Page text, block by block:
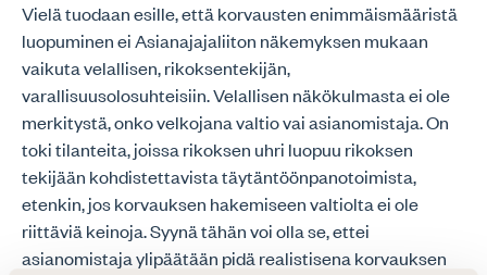
Vielä tuodaan esille, että korvausten enimmäismääristä
luopuminen ei Asianajajaliiton näkemyksen mukaan
vaikuta velallisen, rikoksentekijän,
varallisuusolosuhteisiin. Velallisen näkökulmasta ei ole
merkitystä, onko velkojana valtio vai asianomistaja. On
toki tilanteita, joissa rikoksen uhri luopuu rikoksen
tekijään kohdistettavista täytäntöönpanotoimista,
etenkin, jos korvauksen hakemiseen valtiolta ei ole
riittäviä keinoja. Syynä tähän voi olla se, ettei
asianomistaja ylipäätään pidä realistisena korvauksen